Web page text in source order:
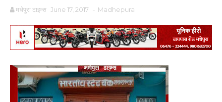
मधेपुरा टाइम्स June 17, 2017 - Madhepura